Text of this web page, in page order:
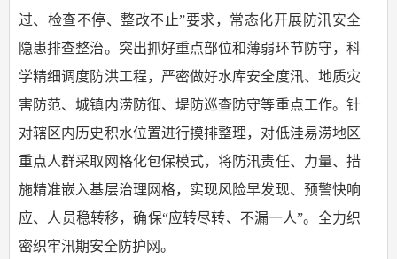
过、检查不停、整改不止”要求，常态化开展防汛安全
隐患排查整治。突出抓好重点部位和薄弱环节防守，科
学精细调度防洪工程，严密做好水库安全度汛、地质灾
害防范、城镇内涝防御、堤防巡查防守等重点工作。针
对辖区内历史积水位置进行摸排整理，对低洼易涝地区
重点人群采取网格化包保模式，将防汛责任、力量、措
施精准嵌入基层治理网格，实现风险早发现、预警快响
应、人员稳转移，确保“应转尽转、不漏一人”。全力织
密织牢汛期安全防护网。